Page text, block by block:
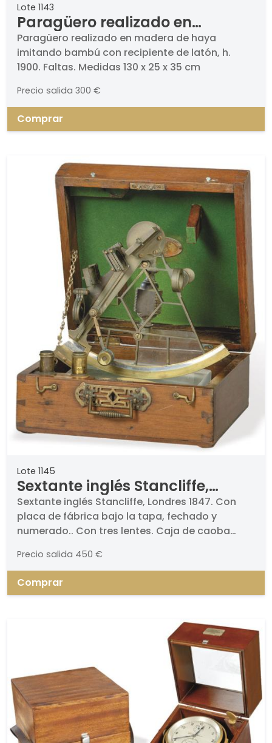
Lote 1143
Paragüero realizado en
madera de haya imitando
bambú con recipiente de latón,
h. 1900.
Paragüero realizado en madera de haya
imitando bambú con recipiente de latón, h.
1900. Faltas. Medidas 130 x 25 x 35 cm
Precio salida 300 €
Comprar
Lote 1145
Sextante inglés Stancliffe,
Londres 1847
Sextante inglés Stancliffe, Londres 1847. Con
placa de fábrica bajo la tapa, fechado y
numerado.. Con tres lentes. Caja de caoba
Precio salida 450 €
Comprar